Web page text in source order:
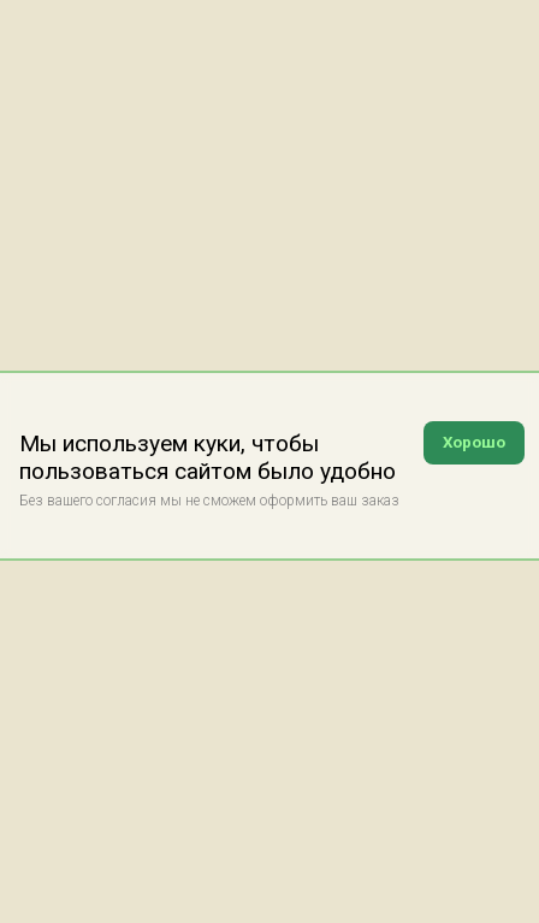
Хорошо
Мы используем куки, чтобы
пользоваться сайтом было удобно
Без вашего согласия мы не сможем оформить ваш заказ